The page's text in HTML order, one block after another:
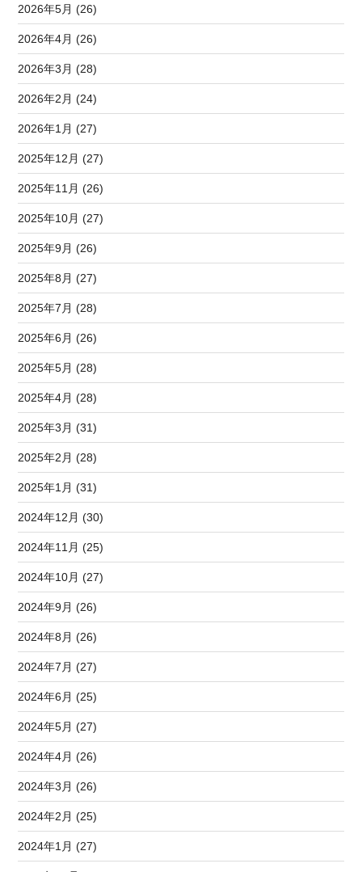
2026年5月 (26)
2026年4月 (26)
2026年3月 (28)
2026年2月 (24)
2026年1月 (27)
2025年12月 (27)
2025年11月 (26)
2025年10月 (27)
2025年9月 (26)
2025年8月 (27)
2025年7月 (28)
2025年6月 (26)
2025年5月 (28)
2025年4月 (28)
2025年3月 (31)
2025年2月 (28)
2025年1月 (31)
2024年12月 (30)
2024年11月 (25)
2024年10月 (27)
2024年9月 (26)
2024年8月 (26)
2024年7月 (27)
2024年6月 (25)
2024年5月 (27)
2024年4月 (26)
2024年3月 (26)
2024年2月 (25)
2024年1月 (27)